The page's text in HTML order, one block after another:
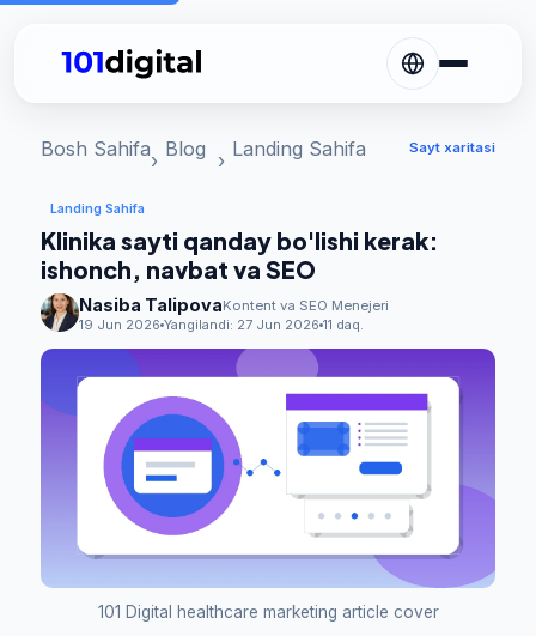
Bosh Sahifa Blog Landing Sahifa Sayt xaritasi
Landing Sahifa
Klinika sayti qanday bo'lishi kerak:
ishonch, navbat va SEO
Nasiba TalipovaKontent va SEO Menejeri
19 Jun 2026 Yangilandi: 27 Jun 2026 11 daq.
101 Digital healthcare marketing article cover